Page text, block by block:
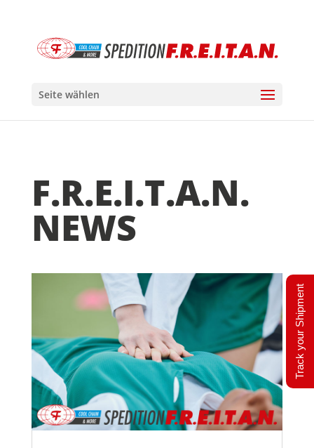
Seite wählen
F.R.E.I.T.A.N.
NEWS
Track your Shipment